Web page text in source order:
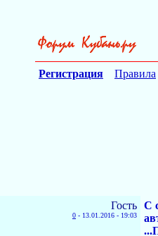
Регистрация Правила
Гость
0 - 13.01.2016 - 19:03
С